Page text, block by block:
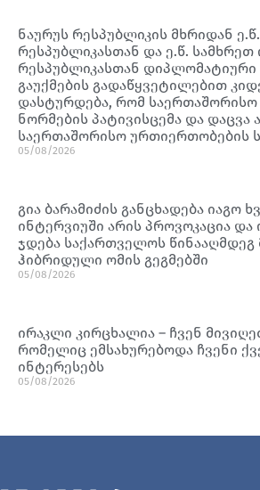
ნაურუს რესპუბლიკის მხრიდან
რესპუბლიკასთან და ე.წ. სამხრეთ
რესპუბლიკასთან
გაუქმების გადაწყვეტილებით
დასტურდება, რომ
ნორმების პატივისცემა და დაცვა
საერთაშორისო ურთიერთობების
05/08/2026
გია ბარამიძის განცხადება იაგო
ინტერვიუში არის პროვოკაცია
ჯდება საქართველოს
ჰიბრიდული ომის გეგმებში
05/08/2026
ირაკლი კირცხალია – ჩვენ
რომელიც ემსახურებოდა ჩვენი
ინტერესებს
05/08/2026